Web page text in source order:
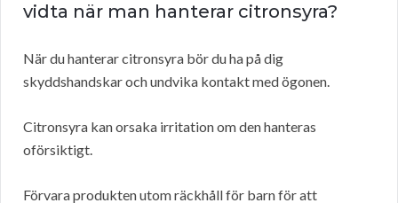
vidta när man hanterar citronsyra?
När du hanterar citronsyra bör du ha på dig
skyddshandskar och undvika kontakt med ögonen.
Citronsyra kan orsaka irritation om den hanteras
oförsiktigt.
Förvara produkten utom räckhåll för barn för att